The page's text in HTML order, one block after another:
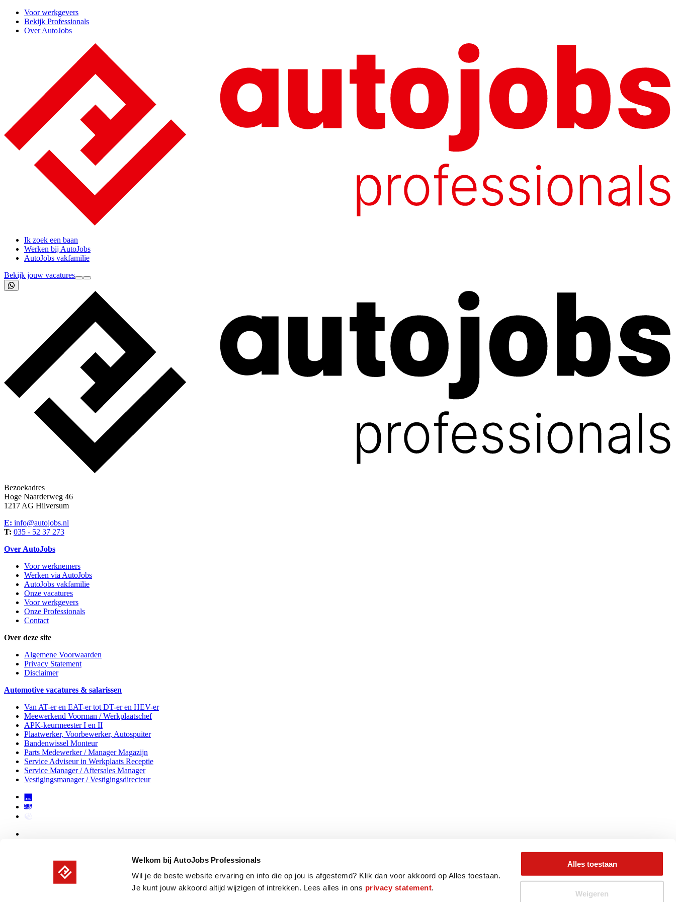
Welkom bij AutoJobs Professionals
Wil je de beste website ervaring en info die op jou is afgestemd? Klik dan voor akkoord op Alles toestaan.
Je kunt jouw akkoord altijd wijzigen of intrekken. Lees alles in ons privacy statement.
Alles toestaan
Weigeren
Voor werkgevers
Bekijk Professionals
Over AutoJobs
Ik zoek een baan
Werken bij AutoJobs
AutoJobs vakfamilie
Bekijk jouw vacatures
Bezoekadres
Hoge Naarderweg 46
1217 AG Hilversum
E: info@autojobs.nl
T: 035 - 52 37 273
Over AutoJobs
Voor werknemers
Werken via AutoJobs
AutoJobs vakfamilie
Onze vacatures
Voor werkgevers
Onze Professionals
Contact
Over deze site
Algemene Voorwaarden
Privacy Statement
Disclaimer
Automotive vacatures & salarissen
Van AT-er en EAT-er tot DT-er en HEV-er
Meewerkend Voorman / Werkplaatschef
APK-keurmeester I en II
Plaatwerker, Voorbewerker, Autospuiter
Bandenwissel Monteur
Parts Medewerker / Manager Magazijn
Service Adviseurin Werkplaats Receptie
Service Manager / Aftersales Manager
Vestigingsmanager / Vestigingsdirecteur
Driven to move your career